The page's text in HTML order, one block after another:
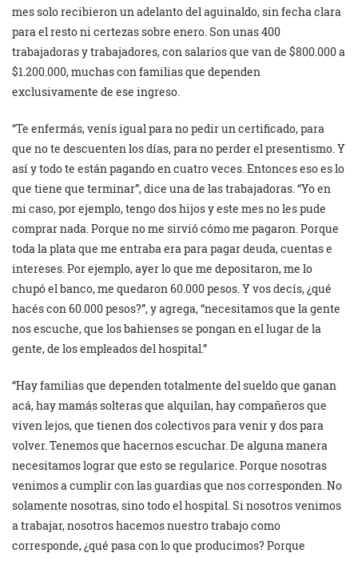
mes solo recibieron un adelanto del aguinaldo, sin fecha clara
para el resto ni certezas sobre enero. Son unas 400
trabajadoras y trabajadores, con salarios que van de $800.000 a
$1.200.000, muchas con familias que dependen
exclusivamente de ese ingreso.
“Te enfermás, venís igual para no pedir un certificado, para
que no te descuenten los días, para no perder el presentismo. Y
así y todo te están pagando en cuatro veces. Entonces eso es lo
que tiene que terminar”, dice una de las trabajadoras. “Yo en
mi caso, por ejemplo, tengo dos hijos y este mes no les pude
comprar nada. Porque no me sirvió cómo me pagaron. Porque
toda la plata que me entraba era para pagar deuda, cuentas e
intereses. Por ejemplo, ayer lo que me depositaron, me lo
chupó el banco, me quedaron 60.000 pesos. Y vos decís, ¿qué
hacés con 60.000 pesos?”, y agrega, “necesitamos que la gente
nos escuche, que los bahienses se pongan en el lugar de la
gente, de los empleados del hospital.”
“Hay familias que dependen totalmente del sueldo que ganan
acá, hay mamás solteras que alquilan, hay compañeros que
viven lejos, que tienen dos colectivos para venir y dos para
volver. Tenemos que hacernos escuchar. De alguna manera
necesitamos lograr que esto se regularice. Porque nosotras
venimos a cumplir con las guardias que nos corresponden. No
solamente nosotras, sino todo el hospital. Si nosotros venimos
a trabajar, nosotros hacemos nuestro trabajo como
corresponde, ¿qué pasa con lo que producimos? Porque